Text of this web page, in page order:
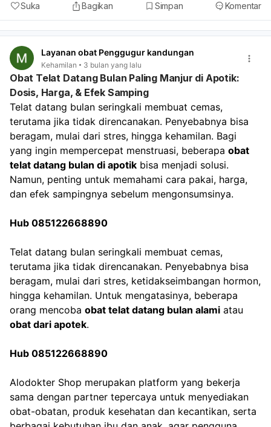
Rutin Berolahraga
Olahraga ringan hingga
keseimbangan hormon.
Beberapa olahraga yang
Jalan kaki.
Bersepeda.
Yoga.
kelelahan.
Jaga Berat Badan Ideal
Berat badan yang sehat
membantu tubuh menjaga
dengan tenaga
mendapatkan program
sesuai.
Tanda-Tanda Anda Harus
ke Dokter
Suka Bagikan Simpan Komentar
Layanan obat Penggugur kandungan
Kehamilan 3 bulan yang lalu
Obat Telat Datang Bulan Paling Manjur di Apotik:
Dosis, Harga, & Efek Samping
Telat datang bulan seringkali membuat cemas,
terutama jika tidak direncanakan. Penyebabnya bisa
beragam, mulai dari stres, hingga kehamilan. Bagi
yang ingin mempercepat menstruasi, beberapa obat
telat datang bulan di apotik bisa menjadi solusi.
Namun, penting untuk memahami cara pakai, harga,
dan efek sampingnya sebelum mengonsumsinya.
Hub 085122668890
Telat datang bulan seringkali membuat cemas,
terutama jika tidak direncanakan. Penyebabnya bisa
beragam, mulai dari stres, ketidakseimbangan hormon,
hingga kehamilan. Untuk mengatasinya, beberapa
orang mencoba obat telat datang bulan alami
obat dari apotek.
Hub 085122668890
Alodokter Shop merupakan platform yang bekerja
sama dengan partner tepercaya untuk menyediakan
obat-obatan, produk kesehatan dan kecantikan, serta